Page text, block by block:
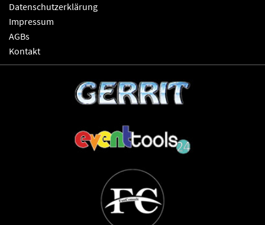
Datenschutzerklärung
Impressum
AGBs
Kontakt